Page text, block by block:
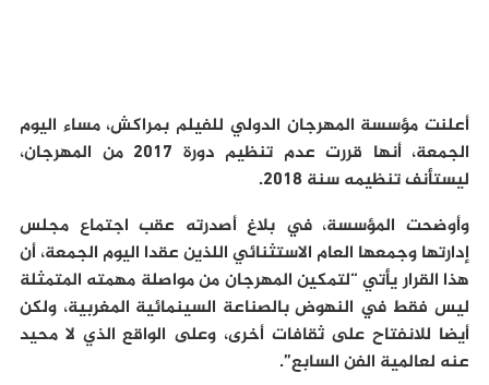
أعلنت مؤسسة المهرجان الدولي للفيلم بمراكش، مساء اليوم
الجمعة، أنها قررت عدم تنظيم دورة 2017 من المهرجان،
ليستأنف تنظيمه سنة 2018.
وأوضحت المؤسسة، في بلاغ أصدرته عقب اجتماع مجلس
إدارتها وجمعها العام الاستثنائي اللذين عقدا اليوم الجمعة، أن
هذا القرار يأتي “لتمكين المهرجان من مواصلة مهمته المتمثلة
ليس فقط في النهوض بالصناعة السينمائية المغربية، ولكن
أيضا للانفتاح على ثقافات أخرى، وعلى الواقع الذي لا محيد
عنه لعالمية الفن السابع”.